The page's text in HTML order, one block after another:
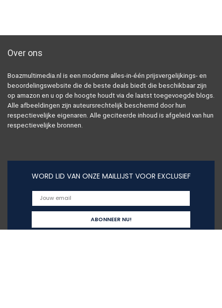
Over ons
Boazmultimedia.nl is een moderne alles-in-één prijsvergelijkings- en
beoordelingswebsite die de beste deals biedt die beschikbaar zijn
op amazon en u op de hoogte houdt via de laatst toegevoegde blogs.
Alle afbeeldingen zijn auteursrechtelijk beschermd door hun
respectievelijke eigenaren. Alle geciteerde inhoud is afgeleid van hun
respectievelijke bronnen.
WORD LID VAN ONZE MAILLIJST VOOR EXCLUSIEF